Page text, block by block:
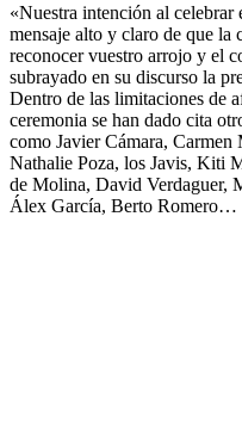
«Nuestra intención al celebrar
mensaje alto y claro de que la
reconocer vuestro arrojo y el
subrayado en su discurso la
Dentro de las limitaciones de
ceremonia se han dado cita
como Javier Cámara,
Nathalie Poza, los Javis, Kiti
de Molina, David Verdaguer,
Álex García, Berto Romero…